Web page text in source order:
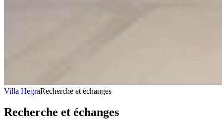
Villa HegraRecherche et échanges
Recherche et échanges